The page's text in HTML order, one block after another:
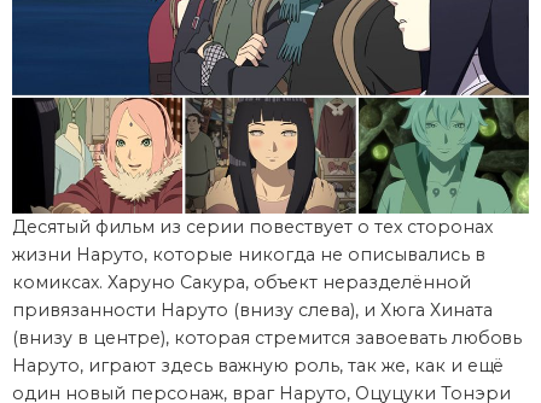
Десятый фильм из серии повествует о тех сторонах
жизни Наруто, которые никогда не описывались в
комиксах. Харуно Сакура, объект неразделённой
привязанности Наруто (внизу слева), и Хюга Хината
(внизу в центре), которая стремится завоевать любовь
Наруто, играют здесь важную роль, так же, как и ещё
один новый персонаж, враг Наруто, Оцуцуки Тонэри